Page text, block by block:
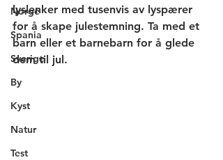
Norge
Spania
Sverige
By
Kyst
Natur
Test
lyslenker med tusenvis av lyspærer
for å skape julestemning. Ta med et
barn eller et barnebarn for å glede
dem til jul.